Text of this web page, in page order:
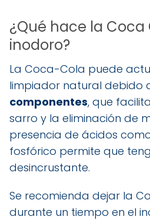
¿Qué hace la Coca
inodoro?
La Coca-Cola puede
limpiador natural debido
componentes, que
sarro y la eliminación de
presencia de ácidos
fosfórico permite que
desincrustante.
Se recomienda dejar la
durante un tiempo en el